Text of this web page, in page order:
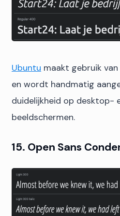
Ubuntu maakt gebruik
en wordt handmatig
duidelijkheid op desktop-
beeldschermen.
15. Open Sans